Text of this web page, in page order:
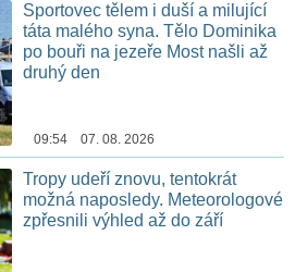
Sportovec tělem i duší a milující
táta malého syna. Tělo Dominika
po bouři na jezeře Most našli až
druhý den
09:54 07. 08. 2026
Tropy udeří znovu, tentokrát
možná naposledy. Meteorologové
zpřesnili výhled až do září